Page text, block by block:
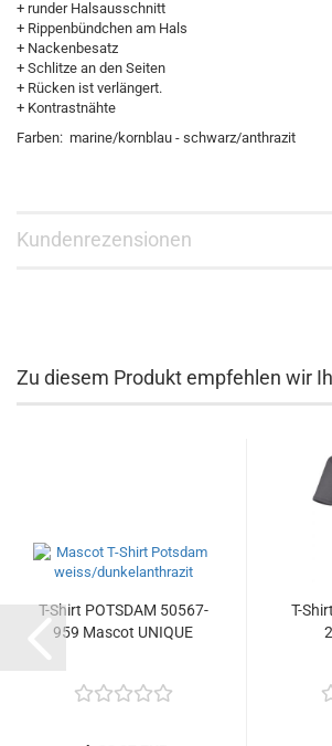
+ runder Halsausschnitt
+ Rippenbündchen am Hals
+ Nackenbesatz
+ Schlitze an den Seiten
+ Rücken ist verlängert.
+ Kontrastnähte
Farben: marine/kornblau - schwarz/anthrazit
Kundenrezensionen
Zu diesem Produkt empfehlen wir
T-Shirt POTSDAM 50567-
959 Mascot UNIQUE
T-